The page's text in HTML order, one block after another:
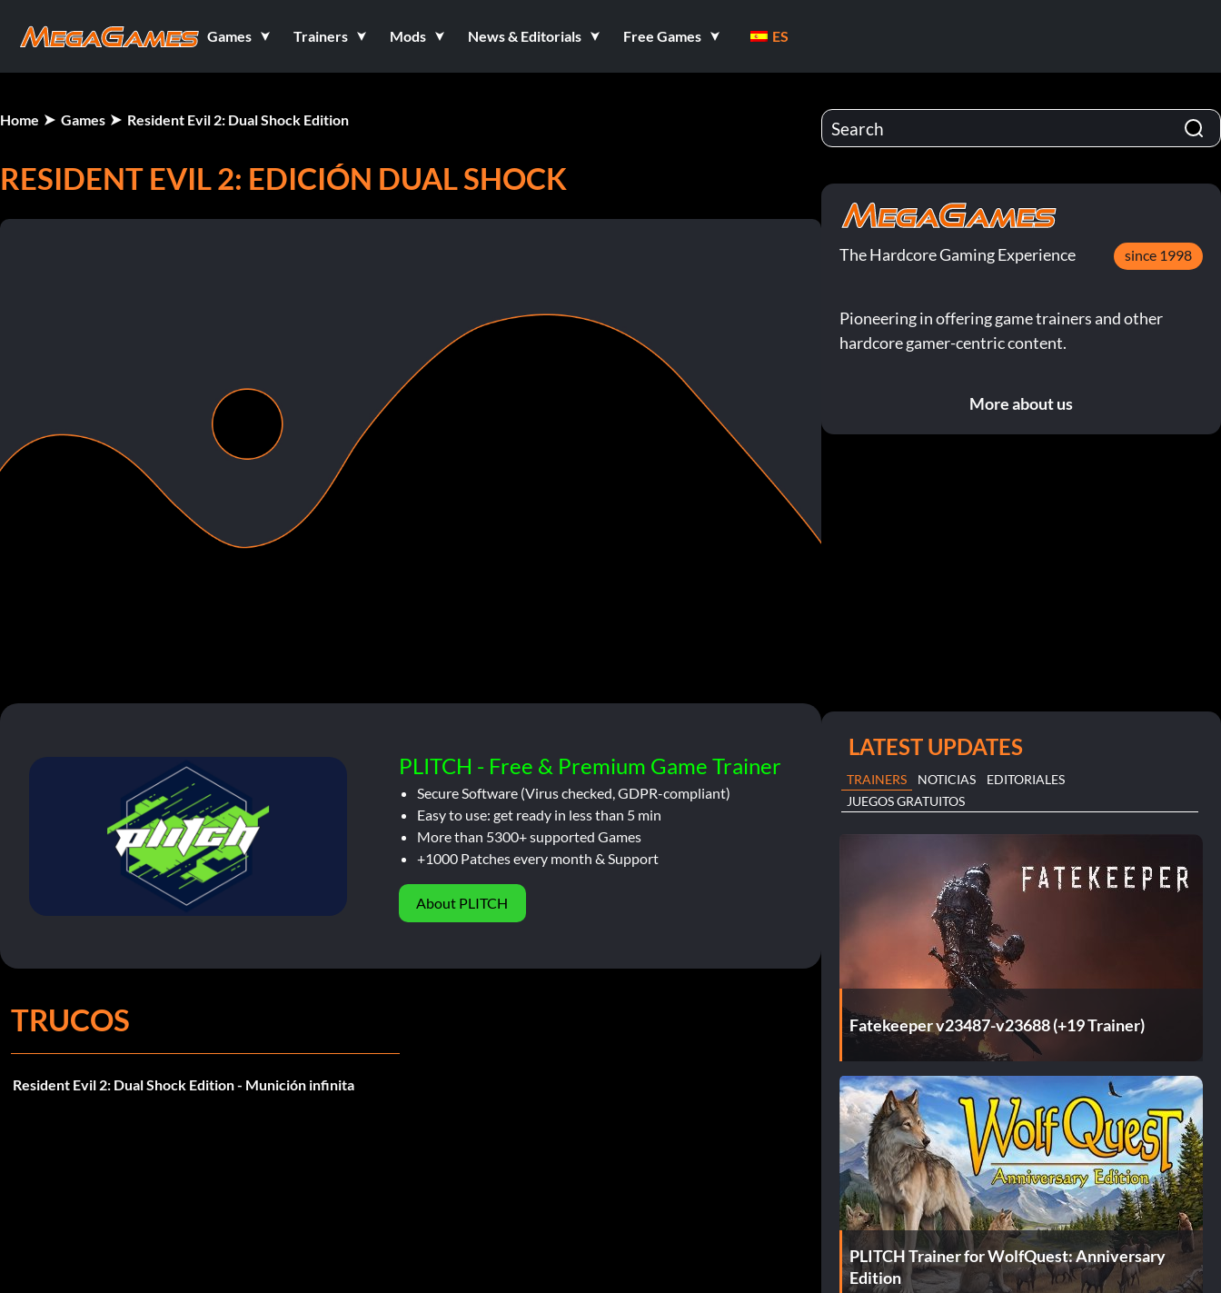
Games Trainers Mods News & Editorials Free Games ES
Home Games Resident Evil 2: Dual Shock Edition
RESIDENT EVIL 2: EDICIÓN DUAL SHOCK
PLITCH - Free & Premium Game Trainer
Secure Software (Virus checked, GDPR-compliant)
Easy to use: get ready in less than 5 min
More than 5300+ supported Games
+1000 Patches every month & Support
About PLITCH
TRUCOS
Resident Evil 2: Dual Shock Edition - Munición infinita
The Hardcore Gaming Experience since 1998
Pioneering in offering game trainers and other
hardcore gamer-centric content.
More about us
LATEST UPDATES
TRAINERS NOTICIAS
EDITORIALES
JUEGOS GRATUITOS
Fatekeeper v23487-v23688 (+19 Trainer)
PLITCH Trainer for WolfQuest: Anniversary
Edition